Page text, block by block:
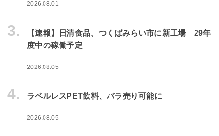
2026.08.01
3.
【速報】日清食品、つくばみらい市に新工場 29年
度中の稼働予定
2026.08.05
4. ラベルレスPET飲料、バラ売り可能に
2026.08.05